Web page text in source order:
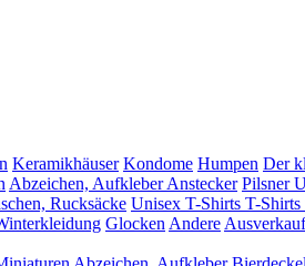
Keramikhäuser Kondome Humpen Der
Abzeichen, AufkleberAnstecker Pilsner
Rucksäcke Unisex T-Shirts T-Shirts
Glocken Andere Ausverkauf